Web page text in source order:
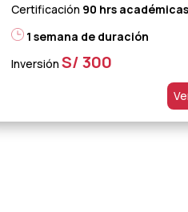
Certificación 90 hrs académicas
1 semana de duración
InversiónS/ 300